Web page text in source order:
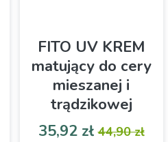
FITO UV KREM
matujący do cery
mieszanej i
trądzikowej
FITOMED
Cena
35,92 złCena
44,90 zł